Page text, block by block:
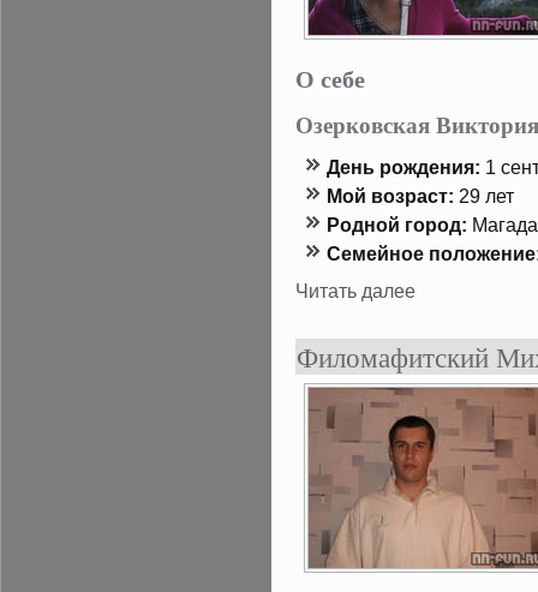
О себе
Озерковская
День рождения: 1
Мой возраст: 29 лет
Роднοй гοрод:
Семейнοе
Читать далее
Филомафитский